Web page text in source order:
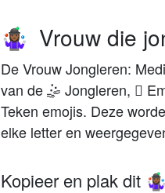
🤹🏾‍♀️ Vrouw die
De Vrouw Jongleren:
van de 🤹 Jongleren, 🏾
Teken emojis. Deze
elke letter en
Kopieer en plak dit 🤹🏾‍♀️